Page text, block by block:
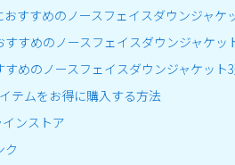
おすすめのノースフェイスダウンジャケ
すすめのノースフェイスダウンジャケッ
すめのノースフェイスダウンジャケット
テムをお得に購入する方法
ンストア
ク